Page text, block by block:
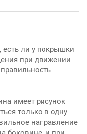
ли у покрышки
при движении
имеет рисунок
только в одну
направление